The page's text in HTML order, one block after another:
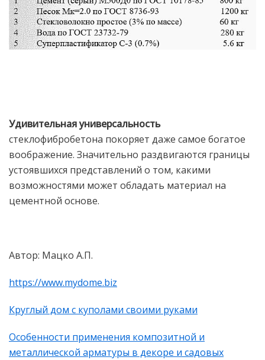
Удивительная универсальность
стеклофибробетона покоряет даже самое богатое
воображение. Значительно раздвигаются границы
устоявшихся представлений о том, какими
возможностями может обладать материал на
цементной основе.
Автор: Мацко А.П.
https://www.mydome.biz
Круглый дом с куполами своими руками
Особенности применения композитной и
металлической арматуры в декоре и садовых